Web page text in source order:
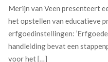
Merijn van Veen presenteert
het opstellen van educatieve
erfgoedinstellingen:
handleiding bevat een
voor het […]